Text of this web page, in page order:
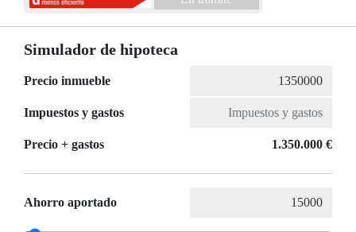
Simulador de hipoteca
Precio inmueble
Impuestos y gastos
Precio + gastos 1.350.000 €
Ahorro aportado